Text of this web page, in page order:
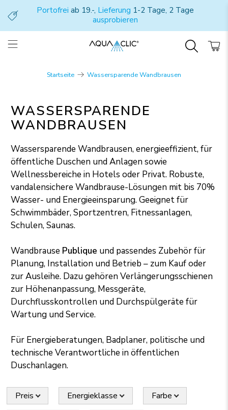
Portofrei ab 19.-, Lieferung 1-2 Tage, 2 Tage
ausprobieren
Startseite Wassersparende Wandbrausen
WASSERSPARENDE
WANDBRAUSEN
Wassersparende Wandbrausen, energieeffizient, für
öffentliche Duschen und Anlagen sowie
Wellnessbereiche in Hotels oder Privat. Robuste,
vandalensichere Wandbrause-Lösungen mit bis 70%
Wasser- und Energieeinsparung. Geeignet für
Schwimmbäder, Sportzentren, Fitnessanlagen,
Schulen, Saunas.
Wandbrause Publique und passendes Zubehör für
Planung, Installation und Betrieb – zum Kauf oder
zur Ausleihe. Dazu gehören Verlängerungsschienen
zur Höhenanpassung, Messgeräte,
Durchflusskontrollen und Durchspülgeräte für
Wartung und Service.
Für Energieberatungen, Badplaner, politische und
technische Verantwortliche in öffentlichen
Duschanlagen.
Preis Energieklasse Farbe